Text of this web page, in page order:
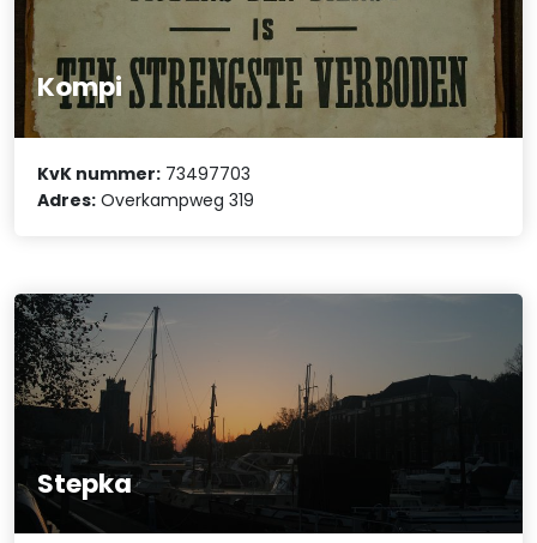
Kompi
KvK nummer: 73497703
Adres: Overkampweg 319
Stepka